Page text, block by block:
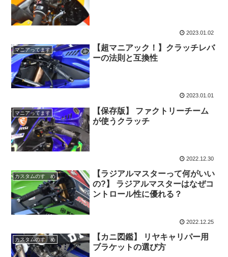
2023.01.02
マニアってます
【超マニアック！】クラッチレバ
ーの法則と互換性
2023.01.01
マニアってます
【保存版】 ファクトリーチーム
が使うクラッチ
2022.12.30
カスタムのすゝめ
【ラジアルマスターって何がいい
の?】 ラジアルマスターはなぜコ
ントロール性に優れる？
2022.12.25
カスタムのすゝめ
【カニ図鑑】 リヤキャリパー用
ブラケットの選び方